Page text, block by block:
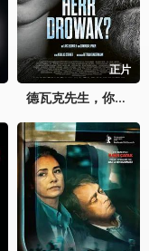
正片
德瓦克先生，你相信天使吗